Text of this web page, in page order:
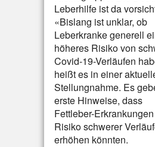
Leberhilfe ist da
«Bislang ist unklar, ob
Leberkranke generell
höheres Risiko von
Covid-19-Verläufen
heißt es in einer
Stellungnahme. Es
erste Hinweise, dass
Fettleber-
Risiko schwerer
erhöhen könnten.